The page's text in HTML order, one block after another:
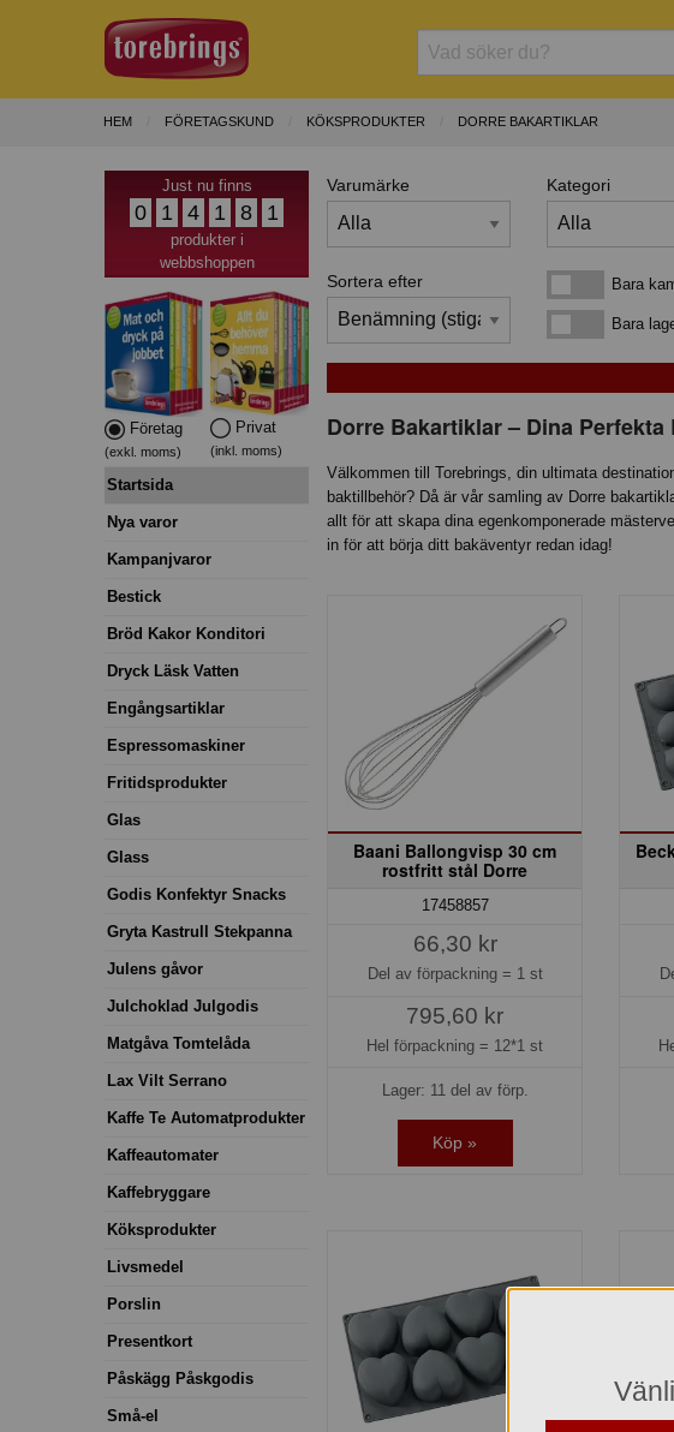
HEM FÖRETAGSKUND KÖKSPRODUKTER DORRE BAKARTIKLAR
Just nu finns
0 1 4 1 8 1
produkter i
webbshoppen
Företag
(exkl. moms)
Privat
(inkl. moms)
Startsida
Nya varor
Kampanjvaror
Bestick
Bröd Kakor Konditori
Dryck Läsk Vatten
Engångsartiklar
Espressomaskiner
Fritidsprodukter
Glas
Glass
Godis Konfektyr Snacks
Gryta Kastrull Stekpanna
Julens gåvor
Julchoklad Julgodis
Matgåva Tomtelåda
Lax Vilt Serrano
Kaffe Te Automatprodukter
Kaffeautomater
Kaffebryggare
Köksprodukter
Livsmedel
Porslin
Presentkort
Påskägg Påskgodis
Små-el
Varumärke Kategori
Sortera efter Bara kampanjvaror
Bara
Bara lagervaror
Bara
Dorre Bakartiklar – Dina
Välkommen till Torebrings, din ultimata
baktillbehör? Då är vår samling av Dorre
allt för att skapa dina egenkomponerade
in för att börja ditt bakäventyr redan idag!
Baani Ballongvisp 30 cm
rostfritt stål Dorre
17458857
66,30 kr
Del av förpackning = 1 st
795,60 kr
Hel förpackning = 12*1 st
Lager: 11 del av förp.
Köp »